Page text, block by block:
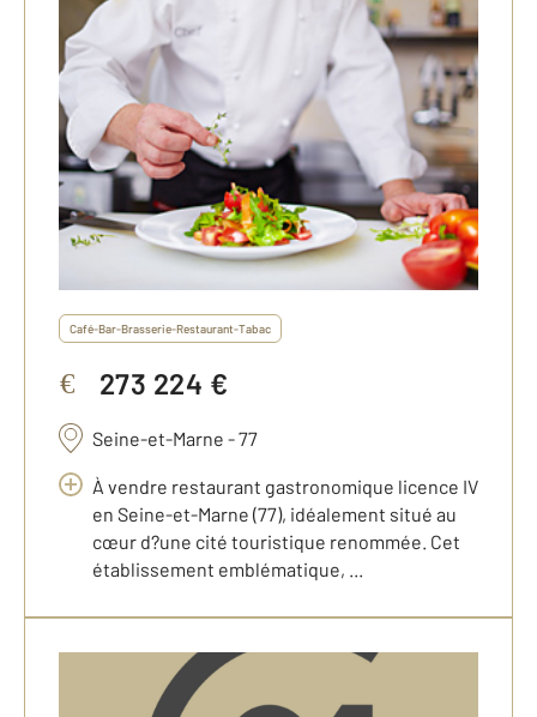
Café-Bar-Brasserie-Restaurant-Tabac
€ 273 224 €
Seine-et-Marne - 77
À vendre restaurant gastronomique licence IV
en Seine-et-Marne (77), idéalement situé au
cœur d?une cité touristique renommée. Cet
établissement emblématique, ...